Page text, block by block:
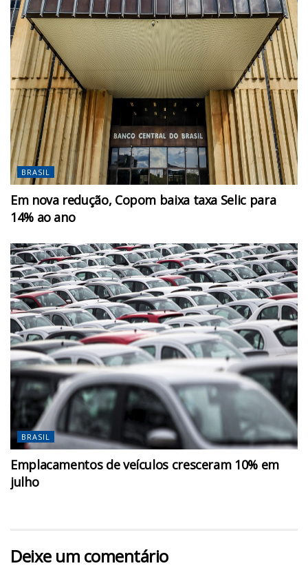
BRASIL
Em nova redução, Copom baixa taxa Selic para
14% ao ano
BRASIL
Emplacamentos de veículos cresceram 10% em
julho
Deixe um comentário